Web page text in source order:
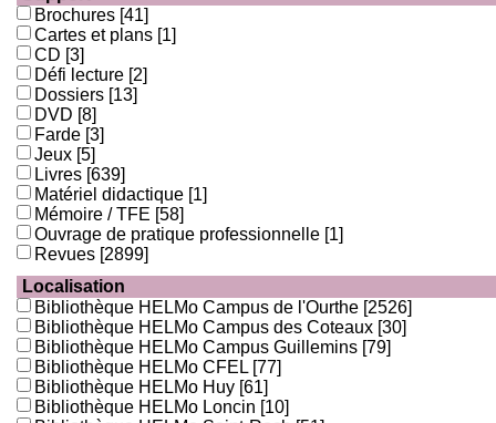
Brochures [41]
Cartes et plans [1]
CD [3]
Défi lecture [2]
Dossiers [13]
DVD [8]
Farde [3]
Jeux [5]
Livres [639]
Matériel didactique [1]
Mémoire / TFE [58]
Ouvrage de pratique professionnelle [1]
Revues [2899]
Localisation
Bibliothèque HELMo Campus de l'Ourthe [2526]
Bibliothèque HELMo Campus des Coteaux [30]
Bibliothèque HELMo Campus Guillemins [79]
Bibliothèque HELMo CFEL [77]
Bibliothèque HELMo Huy [61]
Bibliothèque HELMo Loncin [10]